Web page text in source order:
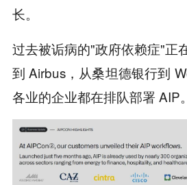
长。
过去被诟病的"政府依赖症"正
到 Airbus，从桑坦德银行到
各业的企业都在排队部署 AIP。